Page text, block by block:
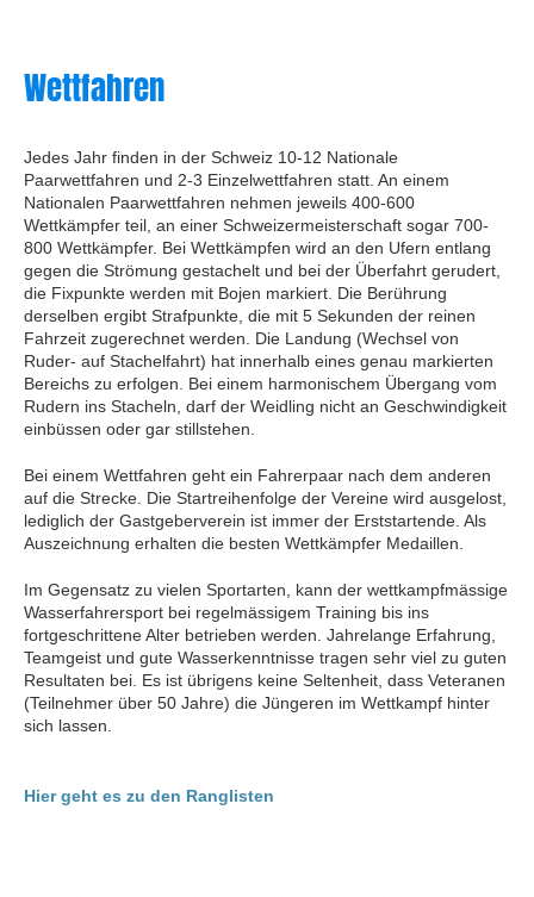
Wettfahren
Jedes Jahr finden in der Schweiz 10-12 Nationale
Paarwettfahren und 2-3 Einzelwettfahren statt. An einem
Nationalen Paarwettfahren nehmen jeweils 400-600
Wettkämpfer teil, an einer Schweizermeisterschaft sogar 700-
800 Wettkämpfer. Bei Wettkämpfen wird an den Ufern entlang
gegen die Strömung gestachelt und bei der Überfahrt gerudert,
die Fixpunkte werden mit Bojen markiert. Die Berührung
derselben ergibt Strafpunkte, die mit 5 Sekunden der reinen
Fahrzeit zugerechnet werden. Die Landung (Wechsel von
Ruder- auf Stachelfahrt) hat innerhalb eines genau markierten
Bereichs zu erfolgen. Bei einem harmonischem Übergang vom
Rudern ins Stacheln, darf der Weidling nicht an Geschwindigkeit
einbüssen oder gar stillstehen.
Bei einem Wettfahren geht ein Fahrerpaar nach dem anderen
auf die Strecke. Die Startreihenfolge der Vereine wird ausgelost,
lediglich der Gastgeberverein ist immer der Erststartende. Als
Auszeichnung erhalten die besten Wettkämpfer Medaillen.
Im Gegensatz zu vielen Sportarten, kann der wettkampfmässige
Wasserfahrersport bei regelmässigem Training bis ins
fortgeschrittene Alter betrieben werden. Jahrelange Erfahrung,
Teamgeist und gute Wasserkenntnisse tragen sehr viel zu guten
Resultaten bei. Es ist übrigens keine Seltenheit, dass Veteranen
(Teilnehmer über 50 Jahre) die Jüngeren im Wettkampf hinter
sich lassen.
Hier geht es zu den Ranglisten